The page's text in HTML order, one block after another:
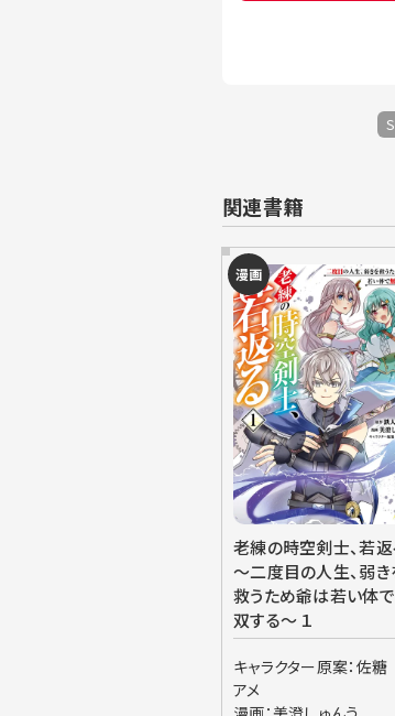
関連書籍
漫画
老練の時空剣士、若返
～二度目の人生、弱き
救うため爺は若い体
双する～ １
キャラクター原案：佐糖
アメ